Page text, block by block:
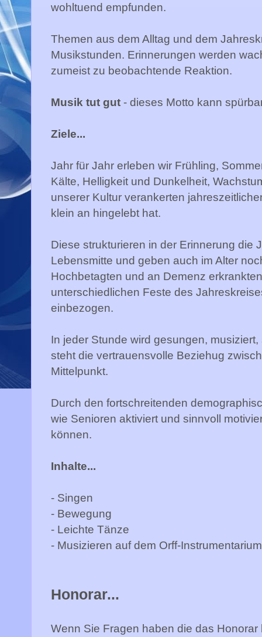
wohltuend empfunden.
Themen aus dem Alltag und dem
Musikstunden. Erinnerungen werden
zumeist zu beobachtende Reaktion.
Musik tut gut - dieses Motto kann
Ziele...
Jahr für Jahr erleben wir Frühling,
Kälte, Helligkeit und Dunkelheit,
unserer Kultur verankerten
klein an hingelebt hat.
Diese strukturieren in der Erinnerung die
Lebensmitte und geben auch im Alter
Hochbetagten und an Demenz
unterschiedlichen Feste des
einbezogen.
In jeder Stunde wird gesungen,
steht die vertrauensvolle Beziehug
Mittelpunkt.
Durch den fortschreitenden
wie Senioren aktiviert und sinnvoll
können.
Inhalte...
- Singen
- Bewegung
- Leichte Tänze
- Musizieren auf dem Orff-Instrumentarium
Honorar...
Wenn Sie Fragen haben die das